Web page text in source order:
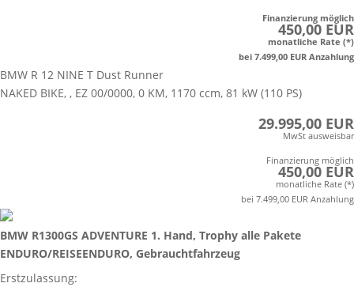
Finanzierung möglich
450,00 EUR
monatliche Rate (*)
bei 7.499,00 EUR Anzahlung
BMW R 12 NINE T Dust Runner
NAKED BIKE, , EZ 00/0000, 0 KM, 1170 ccm, 81 kW (110 PS)
29.995,00 EUR
MwSt ausweisbar
Finanzierung möglich
450,00 EUR
monatliche Rate (*)
bei 7.499,00 EUR Anzahlung
BMW R1300GS ADVENTURE 1. Hand, Trophy alle Pakete
ENDURO/REISEENDURO, Gebrauchtfahrzeug
Erstzulassung: